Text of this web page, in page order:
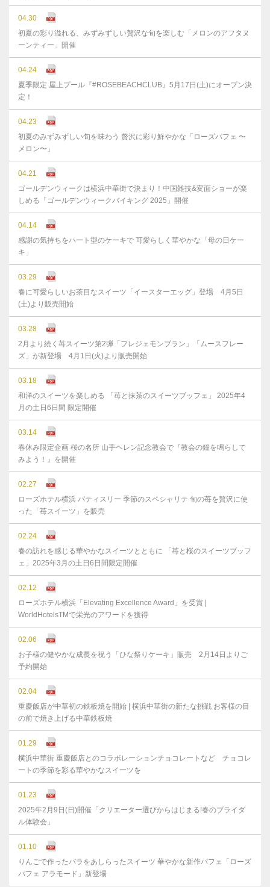
04.30
初夏の彩り溢れる、みずみずしい贅沢な旬を楽しむ「メロンのアフタヌ
ーンティー」開催
04.24
夏季限定 屋上プール『#ROSEBEACHCLUB』5月17日(土)にオープン決
定！
04.23
初夏のみずみずしい旬を味わう 贅沢に彩り鮮やかな「ローズパフェ 〜
メロン〜」
04.21
ゴールデンウィークは横浜中華街で決まり！中国雑技&変面ショーが楽
しめる「ゴールデンウィークバイキング 2025」開催
04.14
感謝の気持ちをハート型のケーキで 可愛らしく華やかな「母の日ケー
キ」
03.29
春に可愛らしいお茶目なスイーツ「イースターエッグ」登場 4月5日
(土)より販売開始
03.28
2月より続く苺スイーツ第2弾「フレジェモンブラン」「ムースフレー
ズ」が新登場 4月1日(火)より販売開始
03.18
和洋のスイーツを楽しめる 「苺と抹茶のスイーツブッフェ」 2025年4
月の土日6日間 限定開催
03.14
春休み限定企画 桜の名所 山手ヘレン記念教会で『教会の鐘を鳴らして
みよう！』を開催
02.27
ローズホテル横浜 パティスリー 季節のスペシャリテ 旬の苺を贅沢に使
った「苺スイーツ」を販売
02.24
春の訪れを感じる華やかなスイーツとともに 「苺と桜のスイーツブッフ
ェ」2025年3月の土日6日間限定開催
02.12
ローズホテル横浜「Elevating Excellence Award」を受賞 |
WorldHotelsTMで栄光のアワードを獲得
02.06
お子様の健やかな成⻑を祝う「ひな祭りケーキ」販売 2月14日よりご
予約開始
02.04
重慶飯店が中華初の鉄板焼を開始 | 横浜中華街の新たな挑戦 お客様の目
の前で焼き上げる中華鉄板焼
01.29
横浜中華街 重慶飯店とのコラボレーションチョコレートなど チョコレ
ートの季節を彩る華やかなスイーツを
01.23
2025年2月9日(日)開催「クリエーター選びからはじまる!春のブライダ
ル体験会」
01.10
りんごで作ったバラをあしらったスイーツ 華やかな新作パフェ「ローズ
パフェ アラモード」新登場